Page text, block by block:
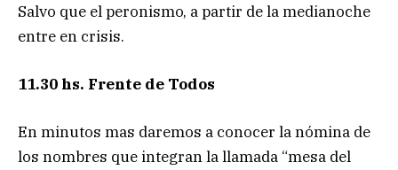
Salvo que el peronismo, a partir de la medianoche
entre en crisis.
11.30 hs. Frente de Todos
En minutos mas daremos a conocer la nómina de
los nombres que integran la llamada “mesa del